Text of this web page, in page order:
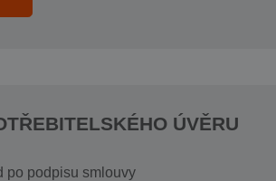
ÚVĚRU
po podpisu smlouvy